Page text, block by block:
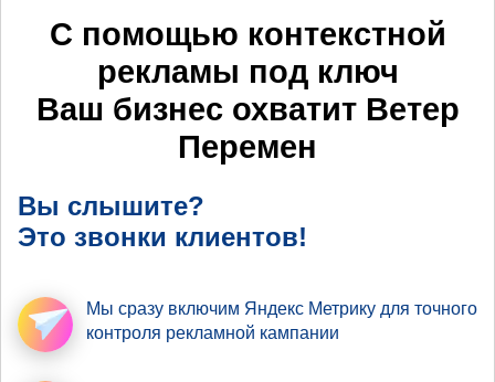
С помощью контекстной
рекламы под ключ
Ваш бизнес охватит Ветер
Перемен
Вы слышите?
Это звонки клиентов!
Мы сразу включим Яндекс Метрику для точного
контроля рекламной кампании